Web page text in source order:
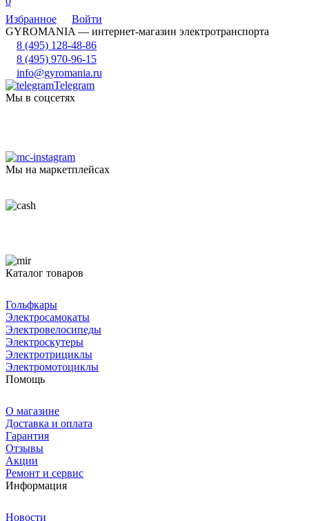
Избранное
Войти
GYROMANIA — интернет-магазин электротранспорта
8 (495) 128-48-86
8 (495) 970-96-15
info@gyromania.ru
Telegram
Мы в соцсетях
Мы на маркетплейсах
Каталог товаров
Гольфкары
Электросамокаты
Электровелосипеды
Электроскутеры
Электротрициклы
Электромотоциклы
Помощь
О магазине
Доставка и оплата
Гарантия
Отзывы
Акции
Ремонт и сервис
Информация
Новости